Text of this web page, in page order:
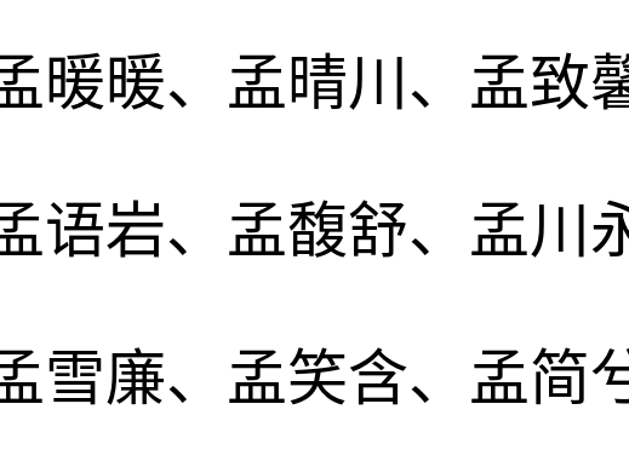
暖暖、孟晴川、孟致
语岩、孟馥舒、孟川
雪廉、孟笑含、孟简